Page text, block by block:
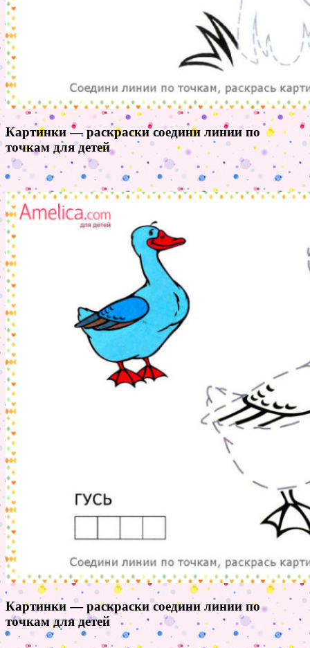
Картинки — раскраски соедини линии по
точкам для детей
Картинки — раскраски соедини линии по
точкам для детей